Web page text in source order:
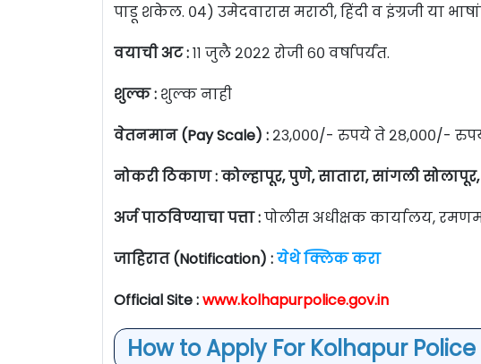
पाडू शकेल. ०४) उमेदवारास मराठी, हिंदी व इंग्रजी या
वयाची अट :११ जुलै २०२२ रोजी ६० वर्षापर्यंत.
शुल्क : शुल्क नाही
वेतनमान (Pay Scale) : २३,०००/- रुपये ते २८,०००/-
नोकरी ठिकाण : कोल्हापूर, पुणे, सातारा, सांगली सोलापूर,
अर्ज पाठविण्याचा पत्ता :पोलीस अधीक्षक कार्यालय,
जाहिरात (Notification) :येथे क्लिक करा
Official Site :www.kolhapurpolice.gov.in
How to Apply For Kolhapur